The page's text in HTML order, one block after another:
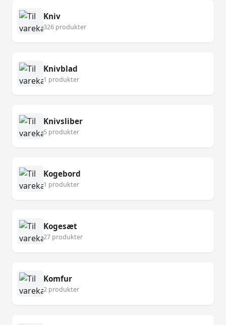
Kniv
326 produkter
Knivblad
1 produkter
Knivsliber
5 produkter
Kogebord
1 produkter
Kogesæt
27 produkter
Komfur
2 produkter